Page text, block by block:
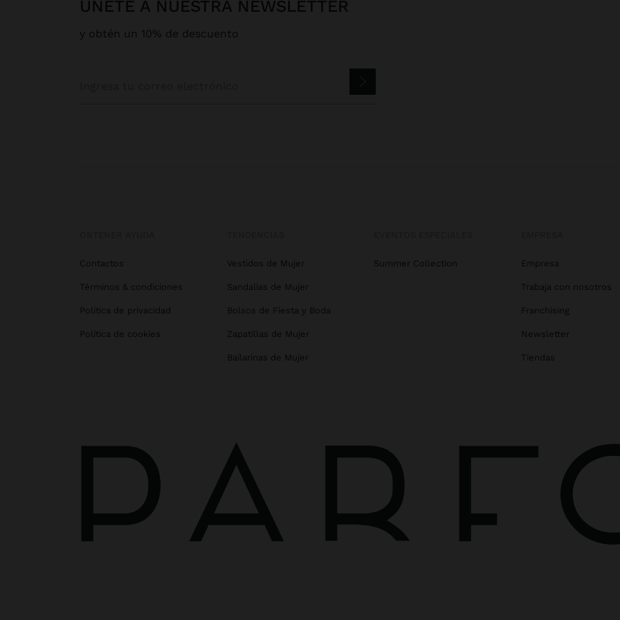
ÚNETE A NUESTRA NEWSLETTER
y obtén un 10% de descuento
Contactos
Términos & condiciones
Política de privacidad
Política de cookies
Vestidos de Mujer
Sandalias de Mujer
Bolsos de Fiesta y Boda
Zapatillas de Mujer
Bailarinas de Mujer
Summer Collection Empresa
Trabaja con nosotros
Franchising
Newsletter
Tiendas